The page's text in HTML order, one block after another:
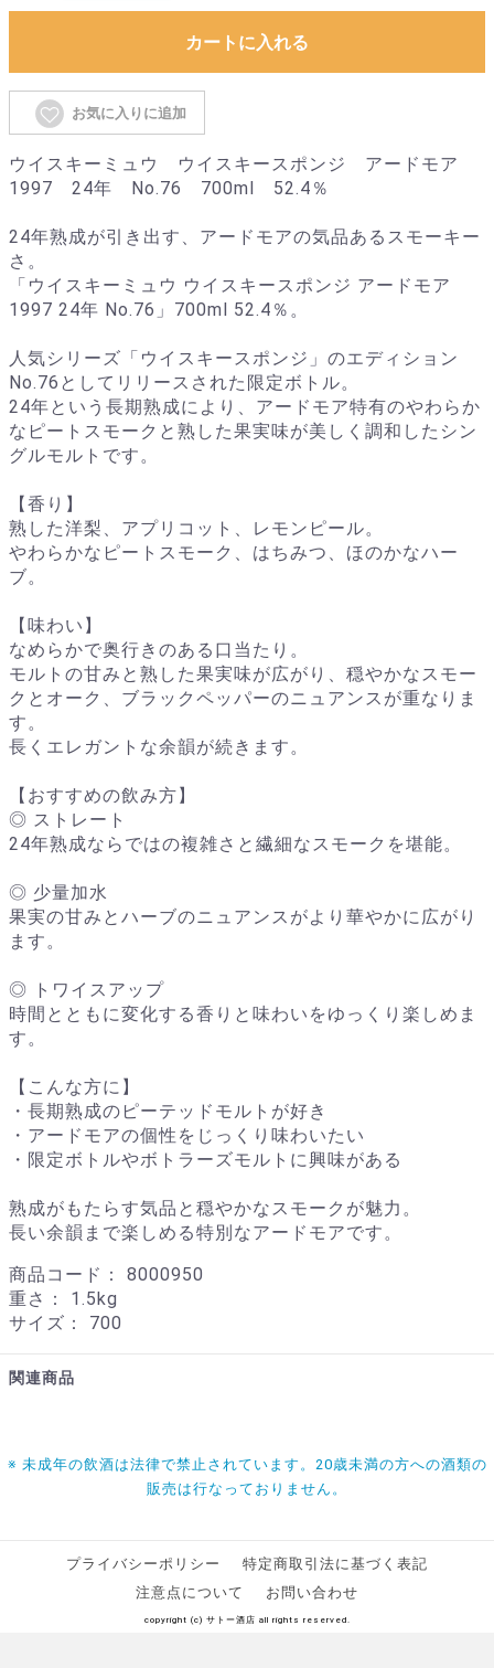
カートに入れる
お気に入りに追加
ウイスキーミュウ ウイスキースポンジ アードモア
1997 24年 No.76 700ml 52.4％
24年熟成が引き出す、アードモアの気品あるスモーキー
さ。
「ウイスキーミュウ ウイスキースポンジ アードモア
1997 24年 No.76」700ml 52.4％。
人気シリーズ「ウイスキースポンジ」のエディション
No.76としてリリースされた限定ボトル。
24年という長期熟成により、アードモア特有のやわらか
なピートスモークと熟した果実味が美しく調和したシン
グルモルトです。
【香り】
熟した洋梨、アプリコット、レモンピール。
やわらかなピートスモーク、はちみつ、ほのかなハー
ブ。
【味わい】
なめらかで奥行きのある口当たり。
モルトの甘みと熟した果実味が広がり、穏やかなスモー
クとオーク、ブラックペッパーのニュアンスが重なりま
す。
長くエレガントな余韻が続きます。
【おすすめの飲み方】
◎ ストレート
24年熟成ならではの複雑さと繊細なスモークを堪能。
◎ 少量加水
果実の甘みとハーブのニュアンスがより華やかに広がり
ます。
◎ トワイスアップ
時間とともに変化する香りと味わいをゆっくり楽しめま
す。
【こんな方に】
・長期熟成のピーテッドモルトが好き
・アードモアの個性をじっくり味わいたい
・限定ボトルやボトラーズモルトに興味がある
熟成がもたらす気品と穏やかなスモークが魅力。
長い余韻まで楽しめる特別なアードモアです。
商品コード： 8000950
重さ： 1.5kg
サイズ： 700
関連商品
※ 未成年の飲酒は法律で禁止されています。20歳未満の方への酒類の
販売は行なっておりません。
プライバシーポリシー
特定商取引法に基づく表記
注意点について
お問い合わせ
copyright (c) サトー酒店 all rights reserved.